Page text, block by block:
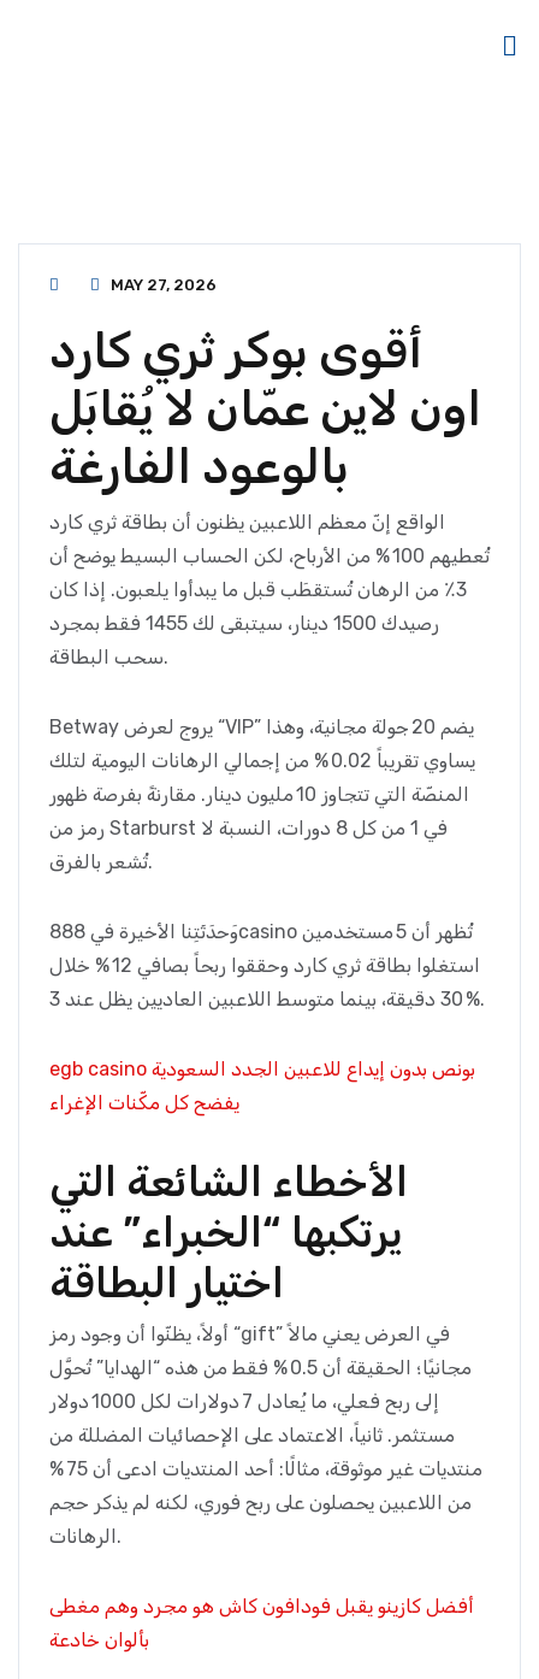
MAY 27, 2026
أقوى بوكر ثري كارد
اون لاين عمّان لا يُقابَل
بالوعود الفارغة
الواقع إنّ معظم اللاعبين يظنون أن بطاقة ثري كارد
تُعطيهم 100 % من الأرباح، لكن الحساب البسيط يوضح أن
3٪ من الرهان تُستقطَب قبل ما يبدأوا يلعبون. إذا كان
رصيدك 1500 دينار، سيتبقى لك 1455 فقط بمجرد
سحب البطاقة.
Betway يروج لعرض “VIP” يضم 20 جولة مجانية، وهذا
يساوي تقريباً 0.02 % من إجمالي الرهانات اليومية لتلك
المنصّة التي تتجاوز 10 مليون دينار. مقارنةً بفرصة ظهور
رمز من Starburst في 1 من كل 8 دورات، النسبة لا
تُشعر بالفرق.
وَحدَثَتِنا الأخيرة في 888casino تُظهر أن 5 مستخدمين
استغلوا بطاقة ثري كارد وحققوا ربحاً بصافي 12 % خلال
30 دقيقة، بينما متوسط اللاعبين العاديين يظل عند 3 %.
egb casino بونص بدون إيداع للاعبين الجدد السعودية
يفضح كل مكّنات الإغراء
الأخطاء الشائعة التي
يرتكبها “الخبراء” عند
اختيار البطاقة
أولاً، يظنّوا أن وجود رمز “gift” في العرض يعني مالاً
مجانيًا؛ الحقيقة أن 0.5 % فقط من هذه “الهدايا” تُحوَّل
إلى ربح فعلي، ما يُعادل 7 دولارات لكل 1000 دولار
مستثمر. ثانياً، الاعتماد على الإحصائيات المضللة من
منتديات غير موثوقة، مثالًا: أحد المنتديات ادعى أن 75 %
من اللاعبين يحصلون على ربح فوري، لكنه لم يذكر حجم
الرهانات.
أفضل كازينو يقبل فودافون كاش هو مجرد وهم مغطى
بألوان خادعة